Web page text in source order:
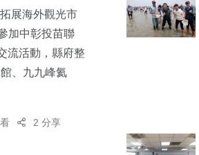
展海外觀光市
加中彰投苗聯
流活動，縣府整
、九九峰氦
2 分享